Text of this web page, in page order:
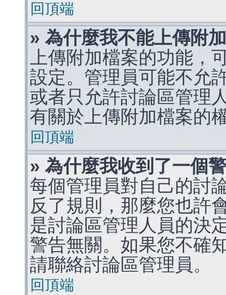
回頂端
» 為什麼我不能上傳附
上傳附加檔案的功能，
設定。管理員可能不允
或者只允許討論區管理
有關於上傳附加檔案的
回頂端
» 為什麼我收到了一個
每個管理員對自己的討
反了規則，那麼您也許
是討論區管理人員的決
警告無關。如果您不確
請聯絡討論區管理員。
回頂端